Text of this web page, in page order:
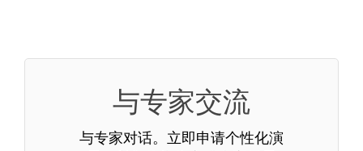
与专家交流
与专家对话。立即申请个性化演